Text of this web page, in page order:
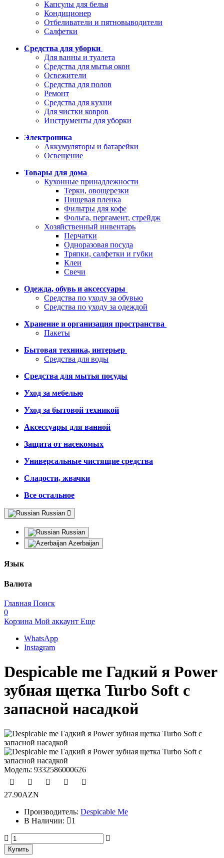
Капсулы для белья
Кондиционер
Отбеливатели и пятновыводители
Салфетки
Средства для уборки
Для ванны и туалета
Средства для мытья окон
Освежители
Средства для полов
Ремонт
Средства для кухни
Для чистки ковров
Инструменты для уборки
Электроника
Аккумуляторы и батарейки
Освещение
Товары для дома
Кухонные принадлежности
Терки, овощерезки
Пищевая пленка
Фильтры для кофе
Фольга, пергамент, стрейдж
Хозяйственный инвентарь
Перчатки
Одноразовая посуда
Тряпки, салфетки и губки
Клеи
Свечи
Одежда, обувь и аксессуары
Средства по уходу за обувью
Средства по уходу за одеждой
Хранение и организация пространства
Пакеты
Бытовая техника, интерьер
Средства для воды
Средства для мытья посуды
Уход за мебелью
Уход за бытовой техникой
Аксессуары для ванной
Защита от насекомых
Универсальные чистящие средства
Сладости, жвачки
Все остальное
Russian
Russian
Azerbaijan
Язык
Валюта
Главная Поиск
0
Корзина Мой аккаунт Еще
WhatsApp
Instagram
Despicable me Гадкий я Power
зубная щетка Turbo Soft с
запасной насадкой
Модель: 9332586000626
27.90AZN
Производитель: Despicable Me
В Наличии:
1